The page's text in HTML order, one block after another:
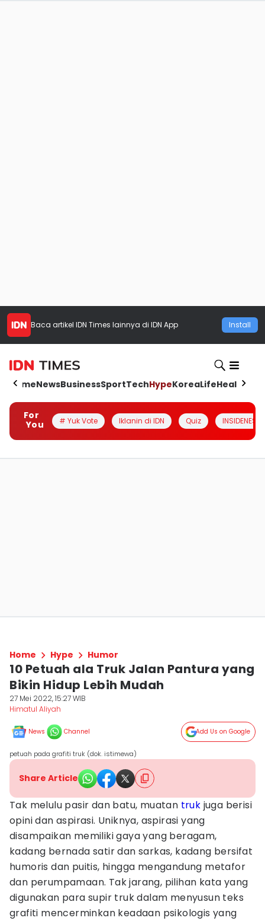
Baca artikel IDN Times lainnya di IDN App Install
HomeNewsBusinessSportTechHypeKoreaLifeHealth
For
You
# Yuk Vote Iklanin di IDN Quiz INSIDENESIA
Home Hype Humor
10 Petuah ala Truk Jalan Pantura yang
Bikin Hidup Lebih Mudah
27 Mei 2022, 15:27 WIB
Himatul Aliyah
News Channel Add Us on Google
petuah pada grafiti truk (dok. istimewa)
Share Article
Tak melulu pasir dan batu, muatan truk juga berisi
opini dan aspirasi. Uniknya, aspirasi yang
disampaikan memiliki gaya yang beragam,
kadang bernada satir dan sarkas, kadang bersifat
humoris dan puitis, hingga mengandung metafor
dan perumpamaan. Tak jarang, pilihan kata yang
digunakan para supir truk dalam menyusun teks
grafiti mencerminkan keadaan psikologis yang